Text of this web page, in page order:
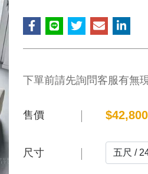
下單前請先詢問客服有無
售價 $42,800
尺寸